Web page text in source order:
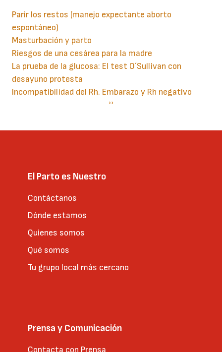
Parir los restos (manejo expectante aborto
espontáneo)
Masturbación y parto
Riesgos de una cesárea para la madre
La prueba de la glucosa: El test O´Sullivan con
desayuno protesta
Incompatibilidad del Rh. Embarazo y Rh negativo
Siguiente
››
El Parto es Nuestro
Contáctanos
Dónde estamos
Quienes somos
Qué somos
Tu grupo local más cercano
Prensa y Comunicación